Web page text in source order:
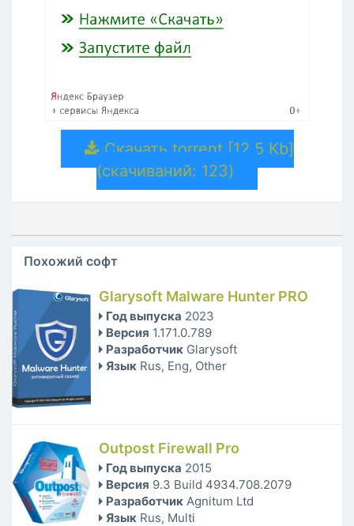
Скачать torrent [12.5 Kb]
(cкачиваний: 123)
Похожий софт
Glarysoft Malware Hunter PRO
Год выпуска 2023
Версия 1.171.0.789
Разработчик Glarysoft
Язык Rus, Eng, Other
Outpost Firewall Pro
Год выпуска 2015
Версия 9.3 Build 4934.708.2079
Разработчик Agnitum Ltd
Язык Rus, Multi